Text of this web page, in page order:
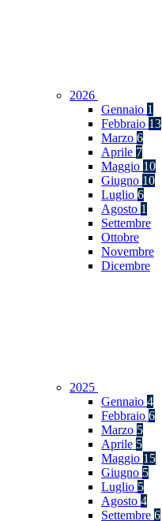
2026
Gennaio 1
Febbraio 13
Marzo 6
Aprile 7
Maggio 10
Giugno 10
Luglio 6
Agosto 1
Settembre
Ottobre
Novembre
Dicembre
2025
Gennaio 4
Febbraio 6
Marzo 5
Aprile 5
Maggio 15
Giugno 5
Luglio 5
Agosto 4
Settembre 6